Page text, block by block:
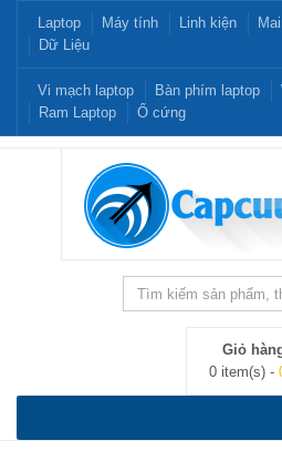
Laptop Máy tính Linh kiện
Dữ Liệu
Vi mạch laptop Bàn phím laptop
Ram Laptop
Ổ cứng
Giỏ
0 item(s) -